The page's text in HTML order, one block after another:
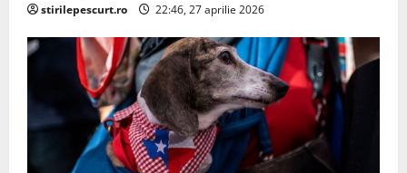
stirilepescurt.ro 22:46, 27 aprilie 2026